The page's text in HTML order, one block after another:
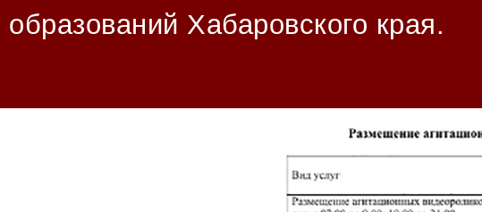
образований Хабаровского края.